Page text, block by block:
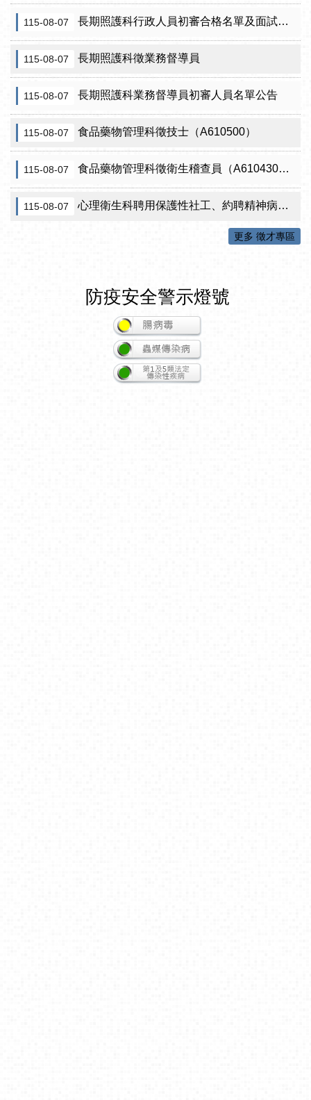
115-08-07 長期照護科行政人員初審合格名單及面試訊息公告
115-08-07 長期照護科徵業務督導員
115-08-07 長期照護科業務督導員初審人員名單公告
115-08-07 食品藥物管理科徵技士（A610500）
115-08-07 食品藥物管理科徵衛生稽查員（A610430）初審公告
115-08-07 心理衛生科聘用保護性社工、約聘精神病人社區關懷訪視員、約聘自殺關懷訪視員等5項職稱甄試結果公告
更多 徵才專區
防疫安全警示燈號